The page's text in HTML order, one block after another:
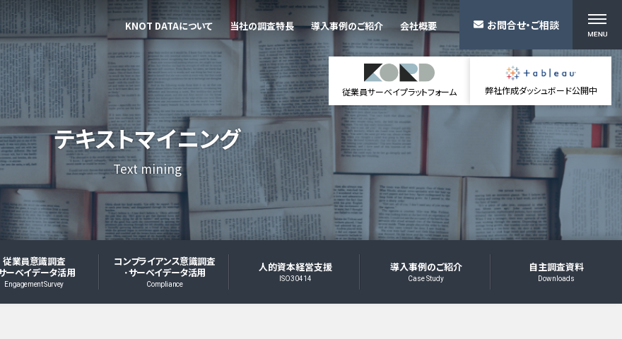
KNOT DATAについて 当社の調査特長 導入事例のご紹介 会社概要 お問合せ・ご相談
従業員サーベイプラットフォーム 弊社作成ダッシュボード公開中
テキストマイニング
Text mining
従業員意識調査
ーベイデータ活用
Engagement Survey
コンプライアンス意識調査
･サーベイデータ活用
Compliance
人的資本経営支援
ISO30414
導入事例のご紹介
Case Study
自主調査資料
Downloads